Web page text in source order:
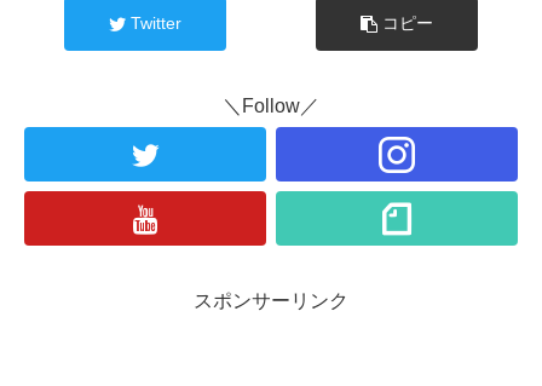
Twitter コピー
＼Follow／
スポンサーリンク